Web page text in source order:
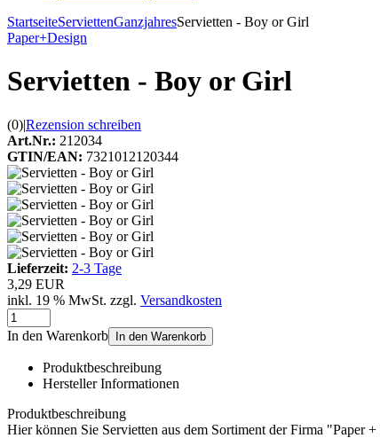
StartseiteServiettenGanzjahresServietten - Boy or Girl
Paper+Design
Servietten - Boy or Girl
(0)|Rezension schreiben
Art.Nr.: 212034
GTIN/EAN: 7321012120344
Lieferzeit: 2-3 Tage
3,29 EUR
inkl. 19 % MwSt. zzgl. Versandkosten
In den Warenkorb In den Warenkorb
Produktbeschreibung
Hersteller Informationen
Produktbeschreibung
Hier können Sie Servietten aus dem Sortiment der Firma